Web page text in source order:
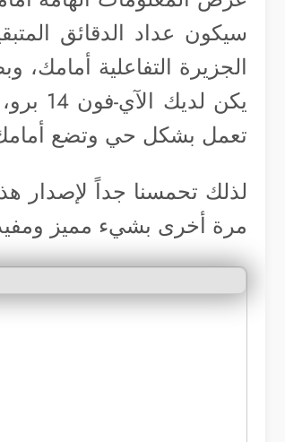
سيكون عداد الدقائق
الجزيرة التفاعلية
يكن
تعمل بشكل حي وتضع
لذلك تحمسنا جداً لإصدار
مرة أخرى بشيء مميز